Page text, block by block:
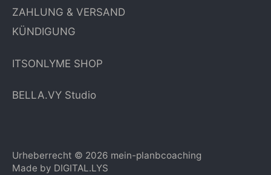
ZAHLUNG & VERSAND
KÜNDIGUNG
ITSONLYME SHOP
BELLA.VY Studio
Urheberrecht © 2026 mein-planbcoaching
Made by DIGITAL.LYS